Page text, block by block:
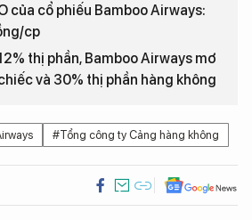
của cổ phiếu Bamboo Airways:
cp
thị phần, Bamboo Airways mơ
và 30% thị phần hàng không
#Tổng công ty Cảng hàng không